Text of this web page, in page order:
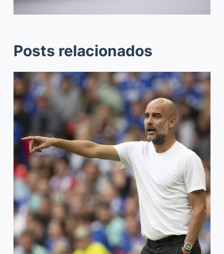
Posts relacionados